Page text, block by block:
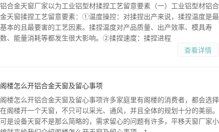
铝合金天窗厂家以为工业铝型材揉捏工艺留意要素（一）工业铝型材铝合
金天窗揉捏工艺留意要素：①温度操控：对揉捏出产来说，揉捏温度是最
基本的且最要害的工艺因素。揉捏温度对产品质量、出产效率、模具寿
数、能量消耗等都发生很大影响。②揉捏速度：揉捏进程
查看详情
阁楼怎么开铝合金天窗及留心事项
阁楼怎么开铝合金天窗及留心事项许多家庭里有阁楼的消费者，都会选择
在阁楼开一个天窗，不只可以采光、通风，并且全体的规划十分的美丽。
可是设备天窗不是那么简略的，需求留心的问题有许多，平移天窗厂家小